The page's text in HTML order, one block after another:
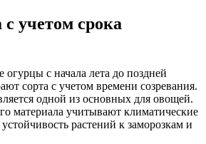
учетом срока
с начала лета до поздней
сорта с учетом времени созревания.
одной из основных для овощей.
материала учитывают климатические
растений к заморозкам и